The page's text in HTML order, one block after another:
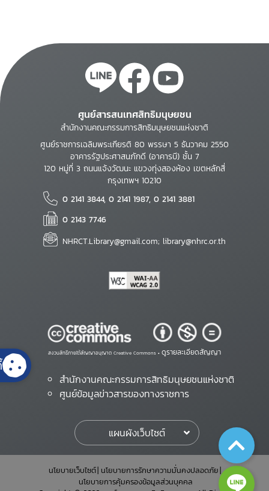
ศูนย์สารสนเทศสิทธิมนุษยชน
สำนักงานคณะกรรมการสิทธิมนุษยชนแห่งชาติ
ศูนย์ราชการเฉลิมพระเกียรติ 80 พรรษา 5 ธันวาคม 2550
อาคารรัฐประศาสนภักดี (อาคารบี) ชั้น 7
120 หมู่ที่ 3 ถนนแจ้งวัฒนะ แขวงทุ่งสองห้อง เขตหลักสี่
กรุงเทพฯ 10210
0 2141 3844, 0 2141 1987, 0 2141 3881
0 2143 7746
NHRCT.Library@gmail.com; library@nhrc.or.th
สงวนสิทธิ์ภายใต้สัญญาอนุญาต Creative Commons • ดูรายละเอียดสัญญา
สำนักงานคณะกรรมการสิทธิมนุษยชนแห่งชาติ
ศูนย์ข้อมูลข่าวสารของทางราชการ
แผนผังเว็บไซต์
นโยบายเว็บไซต์ นโยบายการรักษาความมั่นคงปลอดภัย
นโยบายการคุ้มครองข้อมูลส่วนบุคคล